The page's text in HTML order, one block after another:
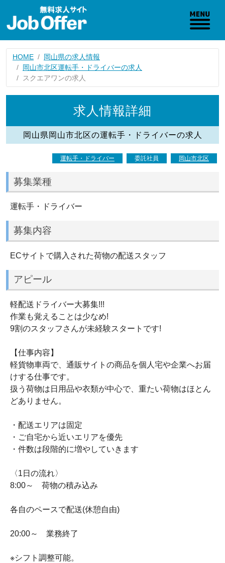
HOME
岡山県の求人情報
岡山市北区運転手・ドライバーの求人
スクエアワンの求人
求人情報詳細
岡山県岡山市北区の運転手・ドライバーの求人
運転手・ドライバー 委託社員 岡山市北区
募集業種
運転手・ドライバー
募集内容
ECサイトで購入された荷物の配送スタッフ
アピール
軽配送ドライバー大募集!!!
作業も覚えることは少なめ!
9割のスタッフさんが未経験スタートです!
【仕事内容】
軽貨物車両で、通販サイトの商品を個人宅や企業へお届
けする仕事です。
扱う荷物は日用品や衣類が中心で、重たい荷物はほとん
どありません。
・配送エリアは固定
・ご自宅から近いエリアを優先
・件数は段階的に増やしていきます
〈1日の流れ〉
8:00～ 荷物の積み込み
各自のペースで配送(休憩自由)
20:00～ 業務終了
※シフト調整可能。